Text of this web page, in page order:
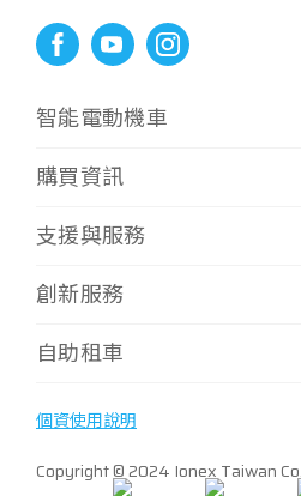
智能電動機車
CoolOne
i-One Air
i-One Fly Techno
S6
S6 Rex
S7R Techno
購買資訊
門市資訊
補助試算
最新優惠
支援與服務
最新消息
聯絡我們
創新服務
換電服務
自助租車
個資使用說明
Copyright © 2024 Ionex Taiwan